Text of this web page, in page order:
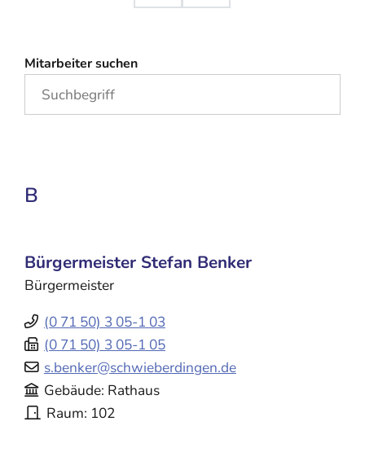
Mitarbeiter suchen
B
Bürgermeister Stefan Benker
Bürgermeister
(0 71 50) 3 05-1 03
(0 71 50) 3 05-1 05
s.benker@schwieberdingen.de
Gebäude Rathaus
Raum 102